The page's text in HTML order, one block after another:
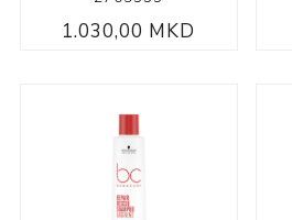
1.030,00 MKD